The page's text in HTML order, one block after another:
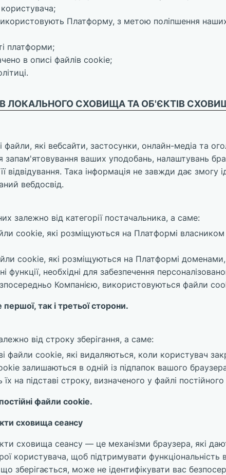
користувача;
Платформу, з метою поліпшення
платформи;
в описі файлів cookie;
ЛОКАЛЬНОГО СХОВИЩА ТА ОБ'ЄКТІВ
які вебсайти, застосунки, онлайн-медіа та
запам'ятовування ваших уподобань, налаштувань
відвідування. Така інформація не завжди дає змогу
вебдосвід.
залежно від категорії постачальника, а саме:
cookie, які розміщуються на Платформі власником
cookie, які розміщуються на Платформі
функції, необхідні для забезпечення
Компанією, використовуються файли
так і третьої сторони.
від строку зберігання, а саме:
файли cookie, які видаляються, коли користувач
залишаються в одній із підпапок вашого
на підставі строку, визначеного у файлі
файли cookie.
сховища сеансу
сховища сеансу — це механізми браузера, які
користувача, щоб підтримувати функціональність
зберігається, може не ідентифікувати вас